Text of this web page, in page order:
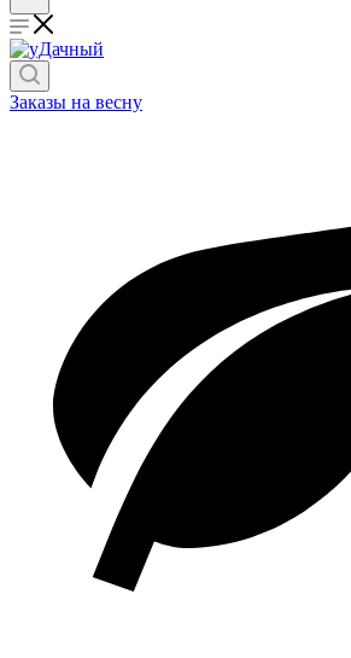
Заказы на весну